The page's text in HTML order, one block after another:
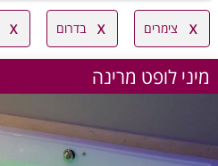
צימרים בדרום
מיני לופט מרינה